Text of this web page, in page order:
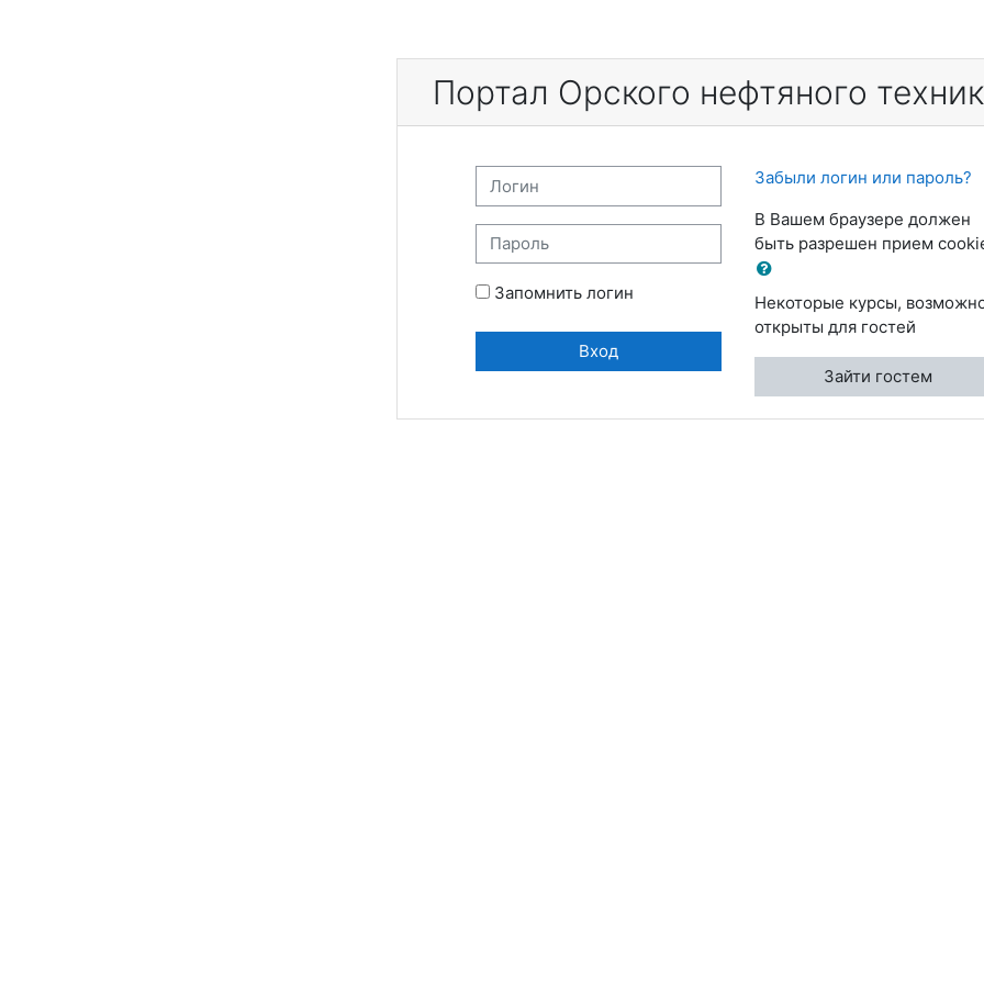
Портал Орского нефтяного
Логин
Пароль
Запомнить логин
Вход
Забыли логин или пароль?
В Вашем браузере должен
быть разрешен прием
Некоторые курсы,
открыты для гостей
Зайти гостем